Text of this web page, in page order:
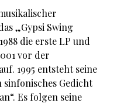
„Gypsi Swing
die erste LP und
vor der
1995 entsteht seine
sinfonisches Gedicht
Es folgen seine